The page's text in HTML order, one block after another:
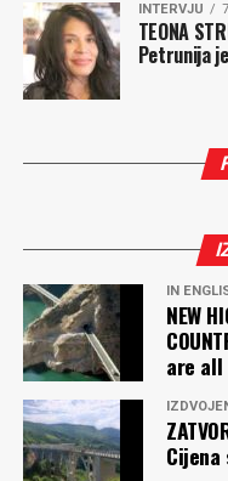
INTERVJU
TEONA
Petrunija
IN
NEW
are
Cijena